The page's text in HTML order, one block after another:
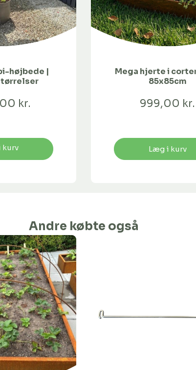
højbede |
kr.
kurv
Mega hjerte i
85x85cm
999,00 kr.
Læg i kurv
Andre købte også